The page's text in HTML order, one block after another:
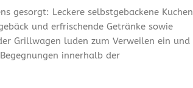
gesorgt: Leckere selbstgebackene Kuchen
und erfrischende Getränke sowie
Grillwagen luden zum Verweilen ein und
innerhalb der